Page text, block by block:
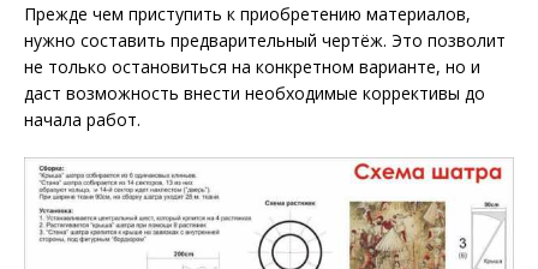
Прежде чем приступить к приобретению материалов,
нужно составить предварительный чертёж. Это позволит
не только остановиться на конкретном варианте, но и
даст возможность внести необходимые коррективы до
начала работ.